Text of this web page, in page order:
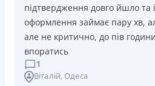
підтвердження довго йшло
оформлення займає пару хв,
але не критично, до пів
впоратись
1
Віталій, Одеса